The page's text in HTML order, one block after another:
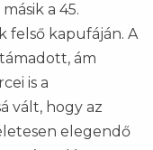
a 45.
felső kapufáján. A
ám
is a
vált, hogy az
elegendő